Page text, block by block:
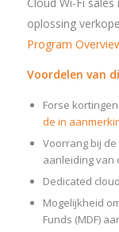
oplossing
Program
Voordelen van
Forse
de in
Voorrang bij
aanleiding van
Dedicated
Mogelijkheid
Funds (MDF)